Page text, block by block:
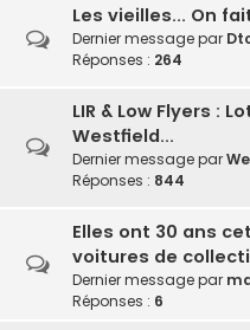
Les vieilles... On
Dernier message par
Réponses : 264
LIR & Low Flyers :
Westfield...
Dernier message par
Réponses : 844
Elles ont 30 ans
voitures de
Dernier message par
Réponses : 6